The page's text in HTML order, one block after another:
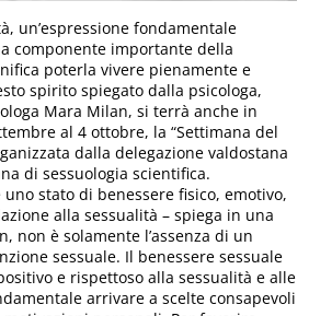
un’espressione fondamentale
componente importante della
poterla vivere pienamente e
spirito spiegato dalla psicologa,
Mara Milan, si terrà anche in
al 4 ottobre, la “Settimana del
dalla delegazione valdostana
di sessuologia scientifica.
uno stato di benessere fisico, emotivo,
alla sessualità – spiega in una
non è solamente l’assenza di un
sessuale. Il benessere sessuale
e rispettoso alla sessualità e alle
arrivare a scelte consapevoli